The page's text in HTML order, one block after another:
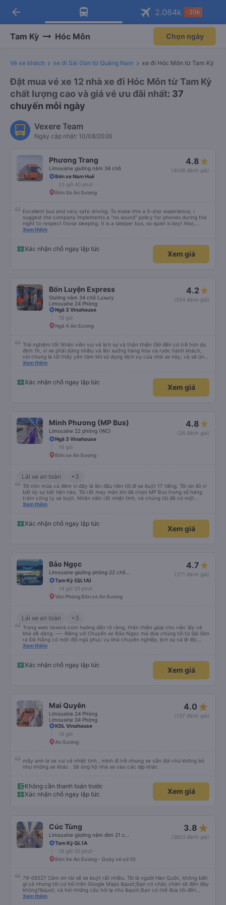
Tải app Vexere ngay!
Nhận ưu đãi thành viên độc
Mở app
Tải app Vexere
-30k/ghế khi đặt vé máy bay qua
Mở app
arrow_back 2.064k -30k
Tam Kỳ Hóc Môn Chọn ngày
Vé xe khách xe đi Sài Gòn từ Quảng Nam xe đi Hóc Môn từ Tam Kỳ
Đặt mua vé xe 12 nhà xe đi Hóc Môn từ Tam Kỳ
chất lượng cao và giá vé ưu đãi nhất: 37
chuyến mỗi ngày
Vexere Team
Ngày cập nhật: 10/08/2026
Phương Trang
Limousine giường nằm 34 chỗ
4.8
(4038 đánh giá)
Bến xe Nam Huế
23 giờ 40 phút
Bến Xe An Sương
Excellent bus and very safe driving. To make this a 5-star experience, I
suggest the company implements a "no sound" policy for phones during the
night to respect those sleeping. It is a sleeper bus, so quiet is key! Also,
please display the Wi-Fi password clearly inside the cabin for convenience. I
quy định rõ ràng về việc giữ im lặng (tắt âm thanh điện thoại) vào ban đêm
để tránh làm phiền hành khách khác ngủ. Ngoài ra, nhà xe nên dán sẵn mật
khẩu Wi-Fi trong xe để hành khách dễ dàng sử dụng. Tôi vẫn sẽ tiếp tục ủng
Xem thêm
Xác nhận chỗ ngay lập tức
Xem giá
Bốn Luyện Express
Giường nằm 34 chỗ Luxury
Limousine 24 Phòng
4.2
(554 đánh giá)
Ngã 3 Vinahouse
18 giờ
Ngã 4 An Sương
Trải nghiệm tốt Nhân viên vui vẻ lịch sự và thân thiện Giờ đến có trễ hơn dự
định 1h, vì xe phải dừng nhiều và lên xuống hàng hóa và rước hành khách,
nói chung là tối thấy yên tâm khi sử dụng dịch vụ của nhà xe này, và sẽ ủng
hộ và giới thiệu cho người thân sử dụng dịch vụ của nhà xe này
Xem thêm
Xác nhận chỗ ngay lập tức
Xem giá
Minh Phương (MP Bus)
Limousine 22 phòng (WC)
4.8
(26 đánh giá)
Ngã 3 Vinahouse
16 giờ
Bến xe An Sương
Lái xe an toàn +3
Tôi nôn mửa cả đêm vì đây là lần đầu tiên tôi đi xe buýt 17 tiếng. Tôi xin lỗi vì
bất kỳ sự bất tiện nào. Tôi rất may mắn khi đã chọn MP Bus trong số hàng
trăm công ty xe buýt. Nhân viên rất nhiệt tình, và chúng tôi đã có một
chuyến đi sạch sẽ, thoải mái. Chúng tôi thậm chí còn được nghỉ ăn. Điều
tôi. Nếu bạn muốn đi du lịch an toàn và thoải mái ở một đất nước xa lạ, MP
Bus chắc chắn nên là lựa chọn hàng đầu của bạn. ;)
Xem thêm
Xác nhận chỗ ngay lập tức
Xem giá
Bảo Ngọc 4.7
(271 đánh giá)
Tam Kỳ (QL1A)
14 giờ 30 phút
Văn Phòng Bến xe An Sương
Lái xe an toàn +3
Trang web Vexere.com hướng dẫn rõ ràng, thân thiện giúp cho việc lấy vé
khá dễ dàng. —- Riêng với Chuyến xe Bảo Ngọc mà đưa chúng tôi từ Sài Gòn
ra Đà Nẵng có một đội ngũ phục vụ khá chuyên nghiệp, lịch sự và lễ độ;
hướng dẫn hành khách rõ ràng khi lên xe. Địa điểm dùng cơm chiều tối mà
50k/người. Và khi đến Đà Nẵng mặc dù địa chỉ nhà của chúng tôi không được
cập nhật trên trang Web, anh em vẫn giúp gọi xe và trợ giá cho chúng tôi.
Chúng tôi rất cảm kích và xin được giới thiệu cùng mọi người hãng xe Bảo
Xem thêm
Xác nhận chỗ ngay lập tức
Xem giá
Mai Quyên
Limousine 24 Phòng
Limousine 34 Phòng
4.0 star_rate
(137 đánh giá)
KDL Vinahouse
16 giờ
An Sương
mấy anh lơ xe vui vẻ nhiệt tình , mình đi trễ nhưng xe vẫn đợi chứ không bỏ
như những xe khác . Sẽ ủng hộ nhà xe vào các dịp khác
Không cần thanh toán trước
Xác nhận chỗ ngay lập tức
Xem giá
Cúc Tùng 3.8 star_rate
(3803 đánh giá)
Tam Kỳ QL1A
18 giờ 30 phút
Bến Xe An Sương - Quầy vé số 10
79-05527 Cảm ơn tài xế xe buýt rất nhiều. Tôi là người Hàn Quốc, không biết
gì cả nhưng tôi cứ hỏi trên Google Maps &quot;Bạn có chắc chắn sẽ đến đây
không?&quot; và hỏi những câu hỏi lạ như &quot;Bạn có thể đưa tôi đến
khách sạn của chúng tôi không?&quot; Nhưng tài xế đã quan tâm. của mọi
Xem thêm